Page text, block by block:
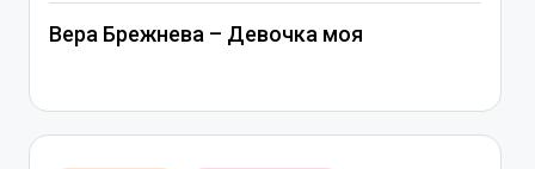
Вера Брежнева – Девочка моя